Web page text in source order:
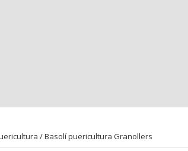
/ Basolí puericultura Granollers